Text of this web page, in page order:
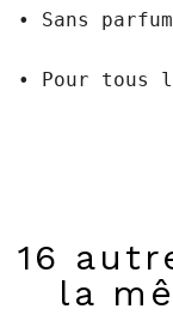
• Sans parfum
• Pour tous
16
la